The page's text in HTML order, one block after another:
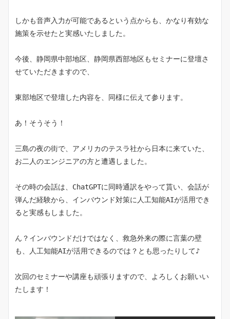
しかも音声入力が可能であるという点からも、かなり有効な
施策を示せたと実感いたしました。
今後、静岡県中部地区、静岡県西部地区もセミナーに登壇さ
せていただきますので、
東部地区で登壇した内容を、同様に伝えて参ります。
あ！そうそう！
三島の夜の街で、アメリカのテスラ社から日本に来ていた、
お二人のエンジニアの方と遭遇しました。
その時の会話は、ChatGPTに同時通訳をやって貰い、会話が
弾んだ経験から、インバウンド対策に人工知能AIが活用でき
ると実感もしました。
ん？インバウンドだけではなく、救急外来の際に言葉の壁
も、人工知能AIが活用できるのでは？とも思ったりして♪
次回のセミナーや講座も頑張りますので、よろしくお願いい
たします！